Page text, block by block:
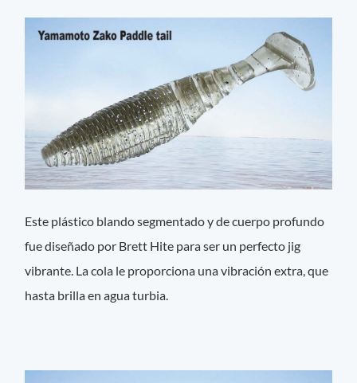
Este plástico blando segmentado y de cuerpo profundo
fue diseñado por Brett Hite para ser un perfecto jig
vibrante. La cola le proporciona una vibración extra, que
hasta brilla en agua turbia.